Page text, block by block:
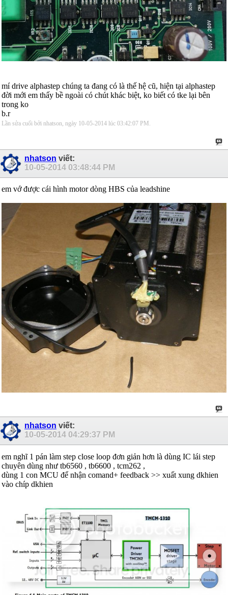
mí drive alphastep chúng ta đang có là thế hệ cũ, hiện tại alphastep
đời mới em thấy bề ngoài có chút khác biệt, ko biết có tke lại bên
trong ko
b.r
Lần sửa cuối bởi nhatson, ngày 10-05-2014 lúc 03:42:07 PM .
nhatson viết:
10-05-2014 03:48:44 PM
em vớ được cái hình motor dòng HBS của leadshine
nhatson viết:
10-05-2014 04:29:37 PM
em nghĩ 1 pán làm step close loop đơn giản hơn là dùng IC lái step
chuyên dùng như tb6560 , tb6600 , tcm262 ,
dùng 1 con MCU để nhận comand+ feedback >> xuất xung dkhien
vào chíp dkhien